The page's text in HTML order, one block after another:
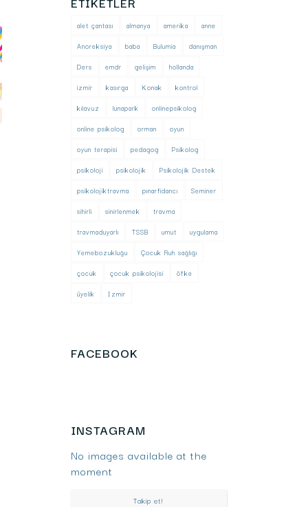
alet çantası almanya amerika
anne
Anoreksiya
baba Bulumia
danışman
Ders
emdr gelişim
hollanda
izmir
kasırga Konak
kontrol
kılavuz
lunapark
onlinepsikolog
online psikolog
orman
oyun
oyun terapisi
pedagog
Psikolog
psikoloji
psikolojik
Psikolojik Destek
psikolojiktravma
pınarfidancı
Seminer
sihirli
sinirlenmek
travma
travmaduyarlı
TSSB umut
uygulama
Yemebozukluğu
Çocuk Ruh sağlığı
çocuk
çocuk psikolojisi
öfke
üyelik
İzmir
FACEBOOK
INSTAGRAM
No images available at the
moment
Takip et!